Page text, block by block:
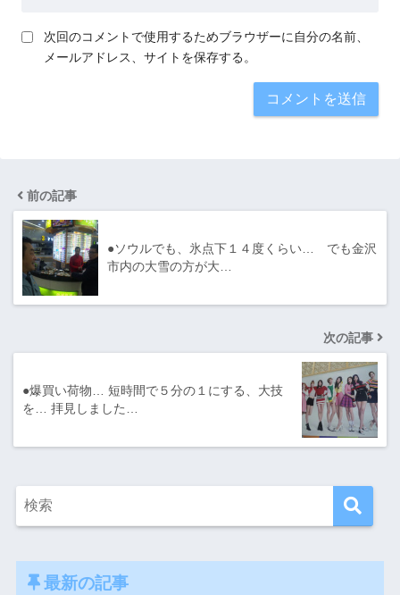
次回のコメントで使用するためブラウザーに自分の名前、
メールアドレス、サイトを保存する。
前の記事
●ソウルでも、氷点下１４度くらい… でも金沢
市内の大雪の方が大…
次の記事
●爆買い荷物… 短時間で５分の１にする、大技
を… 拝見しました…
最新の記事